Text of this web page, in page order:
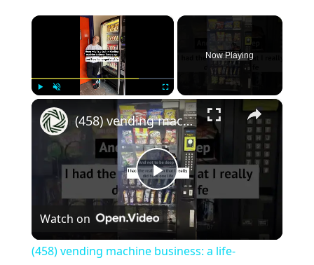
×
Fullscreen
Now Playing
×
Play Video
(458) vending machine business: a life-changing side hustle
Watch on
(458) vending machine business: a life-